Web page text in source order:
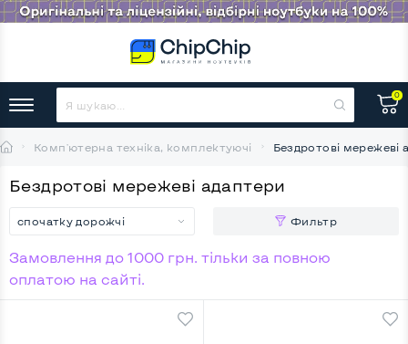
0
Комп'ютерна техніка, комплектуючі Бездротові мережеві
Бездротові мережеві адаптери
спочатку дорожчі Фильтр
Замовлення до 1000 грн. тільки за повною
оплатою на сайті.